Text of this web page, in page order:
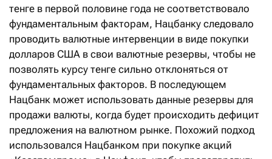
тенге в первой половине года не соответствовало
фундаментальным факторам, Нацбанку следовало
проводить валютные интервенции в виде покупки
долларов США в свои валютные резервы, чтобы не
позволять курсу тенге сильно отклоняться от
фундаментальных факторов. В последующем
Нацбанк может использовать данные резервы для
продажи валюты, когда будет происходить дефицит
предложения на валютном рынке. Похожий подход
использовался Нацбанком при покупке акций